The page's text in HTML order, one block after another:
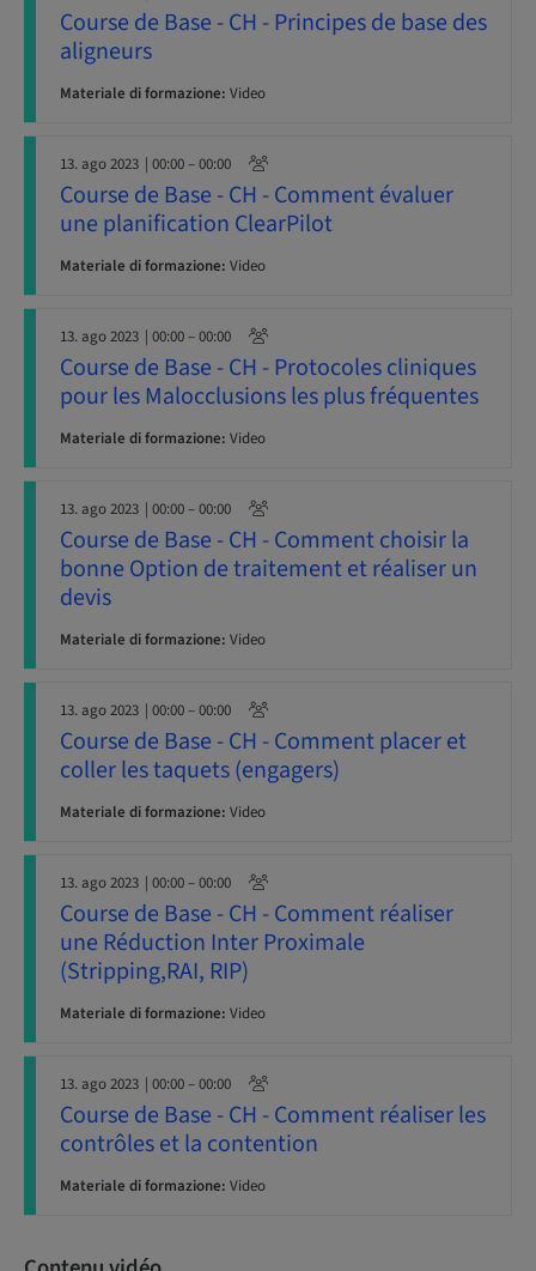
Course de Base - CH - Principes de base des
aligneurs
Materiale di formazione: Video
13. ago 2023 | 00:00 – 00:00
Course de Base - CH - Comment évaluer
une planification ClearPilot
Materiale di formazione: Video
13. ago 2023 | 00:00 – 00:00
Course de Base - CH - Protocoles cliniques
pour les Malocclusions les plus fréquentes
Materiale di formazione: Video
13. ago 2023 | 00:00 – 00:00
Course de Base - CH - Comment choisir la
bonne Option de traitement et réaliser un
devis
Materiale di formazione: Video
13. ago 2023 | 00:00 – 00:00
Course de Base - CH - Comment placer et
coller les taquets (engagers)
Materiale di formazione: Video
13. ago 2023 | 00:00 – 00:00
Course de Base - CH - Comment réaliser
une Réduction Inter Proximale
(Stripping,RAI, RIP)
Materiale di formazione: Video
13. ago 2023 | 00:00 – 00:00
Course de Base - CH - Comment réaliser les
contrôles et la contention
Materiale di formazione: Video